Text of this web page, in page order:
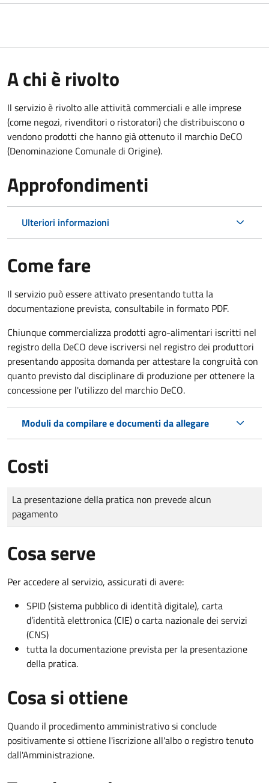
A chi è rivolto
Il servizio è rivolto alle attività commerciali e alle imprese
(come negozi, rivenditori o ristoratori) che distribuiscono o
vendono prodotti che hanno già ottenuto il marchio DeCO
(Denominazione Comunale di Origine).
Approfondimenti
Ulteriori informazioni
Come fare
Il servizio può essere attivato presentando tutta la
documentazione prevista, consultabile in formato PDF.
Chiunque commercializza prodotti agro-alimentari iscritti nel
registro della DeCO deve iscriversi nel registro dei produttori
presentando apposita domanda per attestare la congruità con
quanto previsto dal disciplinare di produzione per ottenere la
concessione per l'utilizzo del marchio DeCO.
Moduli da compilare e documenti da allegare
Costi
Tipo di pagamento
Importo
La presentazione della pratica non prevede alcun
pagamento
Cosa serve
Per accedere al servizio, assicurati di avere:
SPID (sistema pubblico di identità digitale), carta
d’identità elettronica (CIE) o carta nazionale dei servizi
(CNS)
tutta la documentazione prevista per la presentazione
della pratica.
Cosa si ottiene
Quando il procedimento amministrativo si conclude
positivamente si ottiene l'iscrizione all'albo o registro tenuto
dall'Amministrazione.